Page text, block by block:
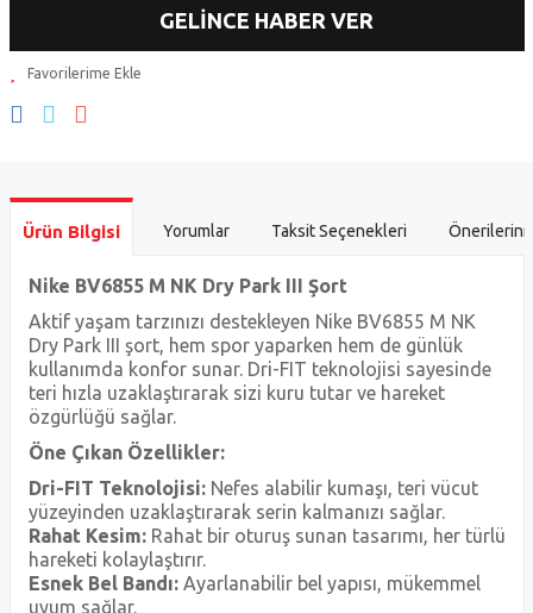
GELİNCE HABER VER
Ürün Bilgisi Yorumlar Taksit Seçenekleri
Nike BV6855 M NK Dry Park III Şort
Aktif yaşam tarzınızı destekleyen Nike BV6855 M NK
Dry Park III şort, hem spor yaparken hem de günlük
kullanımda konfor sunar. Dri-FIT teknolojisi sayesinde
teri hızla uzaklaştırarak sizi kuru tutar ve hareket
özgürlüğü sağlar.
Öne Çıkan Özellikler:
Dri-FIT Teknolojisi:Nefes alabilir kumaşı, teri vücut
yüzeyinden uzaklaştırarak serin kalmanızı sağlar.
Rahat Kesim:Rahat bir oturuş sunan tasarımı, her türlü
hareketi kolaylaştırır.
Esnek Bel Bandı:Ayarlanabilir bel yapısı, mükemmel
uyum sağlar.